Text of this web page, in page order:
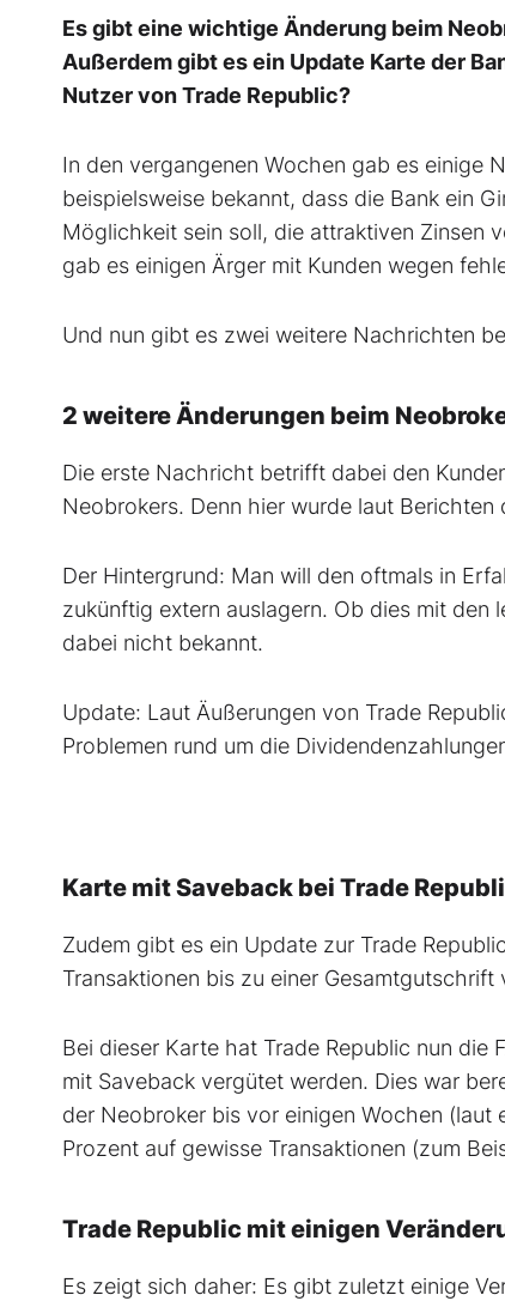
Es gibt eine wichtige Änderung beim
Außerdem gibt es ein Update Karte der
Nutzer von Trade Republic?
In den vergangenen Wochen gab es einige
beispielsweise bekannt, dass die Bank ein
Möglichkeit sein soll, die attraktiven Zinsen
gab es einigen Ärger mit Kunden wegen
Und nun gibt es zwei weitere Nachrichten
2 weitere Änderungen beim
Die erste Nachricht betrifft dabei den
Neobrokers. Denn hier wurde laut
Der Hintergrund: Man will den oftmals in
zukünftig extern auslagern. Ob dies mit
dabei nicht bekannt.
Update: Laut Äußerungen von Trade
Problemen rund um die
Karte mit Saveback bei Trade
Zudem gibt es ein Update zur Trade
Transaktionen bis zu einer Gesamtgutschrift
Bei dieser Karte hat Trade Republic nun die
mit Saveback vergütet werden. Dies war
der Neobroker bis vor einigen Wochen (laut
Prozent auf gewisse Transaktionen (zum
Trade Republic mit einigen
Es zeigt sich daher: Es gibt zuletzt einige